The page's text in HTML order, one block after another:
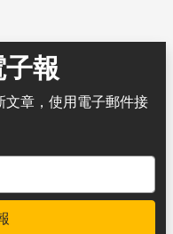
報
文章，使用電子郵件接